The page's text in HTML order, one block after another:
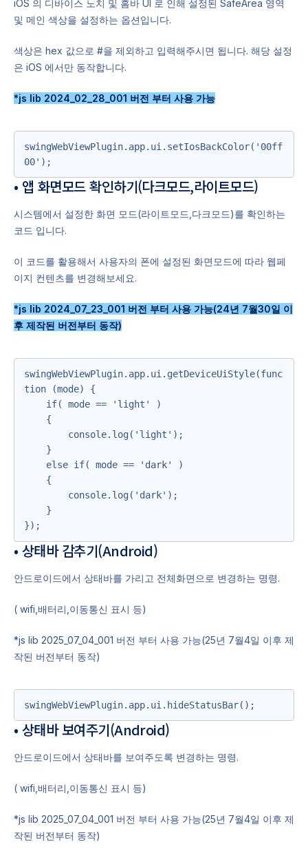
iOS 의 디바이스 노치 및 홈바 UI 로 인해 설정된 SafeArea 영역
및 메인 색상을 설정하는 옵션입니다.
색상은 hex 값으로 #을 제외하고 입력해주시면 됩니다. 해당 설정
은 iOS 에서만 동작합니다.
*js lib 2024_02_28_001 버전 부터 사용 가능
swingWebViewPlugin.app.ui.setIosBackColor('00ff
00');
• 앱 화면모드 확인하기(다크모드,라이트모드)
시스템에서 설정한 화면 모드(라이트모드,다크모드)를 확인하는
코드 입니다.
이 코드를 활용해서 사용자의 폰에 설정된 화면모드에 따라 웹페
이지 컨텐츠를 변경해보세요.
*js lib 2024_07_23_001 버전 부터 사용 가능(24년 7월30일 이
후 제작된 버전부터 동작)
swingWebViewPlugin.app.ui.getDeviceUiStyle(func
tion (mode) {
});
• 상태바 감추기(Android)
안드로이드에서 상태바를 가리고 전체화면으로 변경하는 명령.
( wifi,배터리,이동통신 표시 등)
*js lib 2025_07_04_001 버전 부터 사용 가능(25년 7월4일 이후 제
작된 버전부터 동작)
swingWebViewPlugin.app.ui.hideStatusBar();
• 상태바 보여주기(Android)
안드로이드에서 상태바를 보여주도록 변경하는 명령.
( wifi,배터리,이동통신 표시 등)
*js lib 2025_07_04_001 버전 부터 사용 가능(25년 7월4일 이후 제
작된 버전부터 동작)